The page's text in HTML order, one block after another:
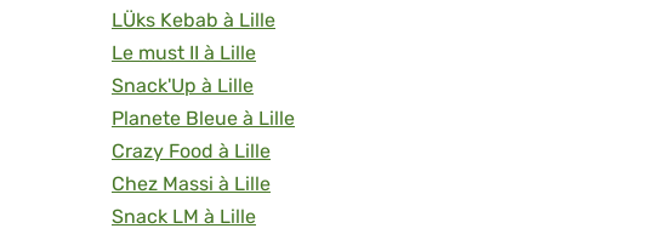
LÜks Kebab à Lille
Le must II à Lille
Snack'Up à Lille
Planete Bleue à Lille
Crazy Food à Lille
Chez Massi à Lille
Snack LM à Lille